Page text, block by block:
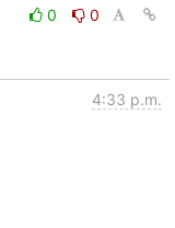
0
0
4:33 p.m.